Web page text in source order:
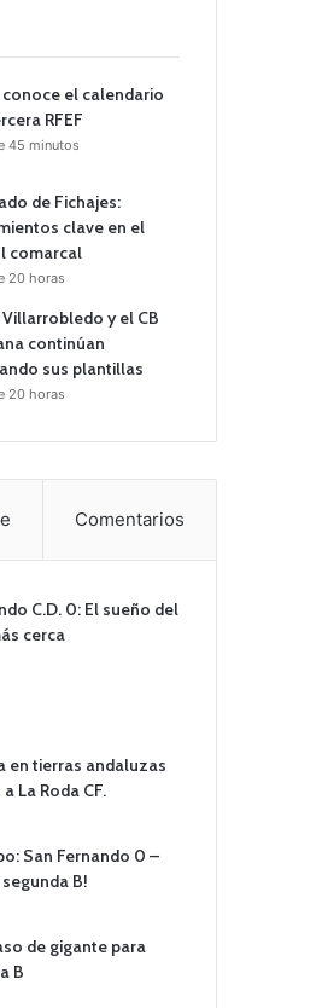
conoce el calendario
RFEF
45 minutos
de Fichajes:
clave en el
comarcal
20 horas
Villarrobledo y el CB
continúan
sus plantillas
20 horas
Comentarios
C.D. 0: El sueño del
cerca
en tierras andaluzas
La Roda CF.
San Fernando 0 –
segunda B!
de gigante para
B